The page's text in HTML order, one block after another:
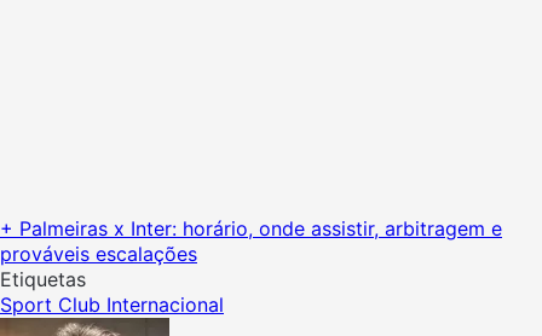
+ Palmeiras x Inter: horário, onde assistir, arbitragem e
prováveis escalações
Etiquetas
Sport Club Internacional